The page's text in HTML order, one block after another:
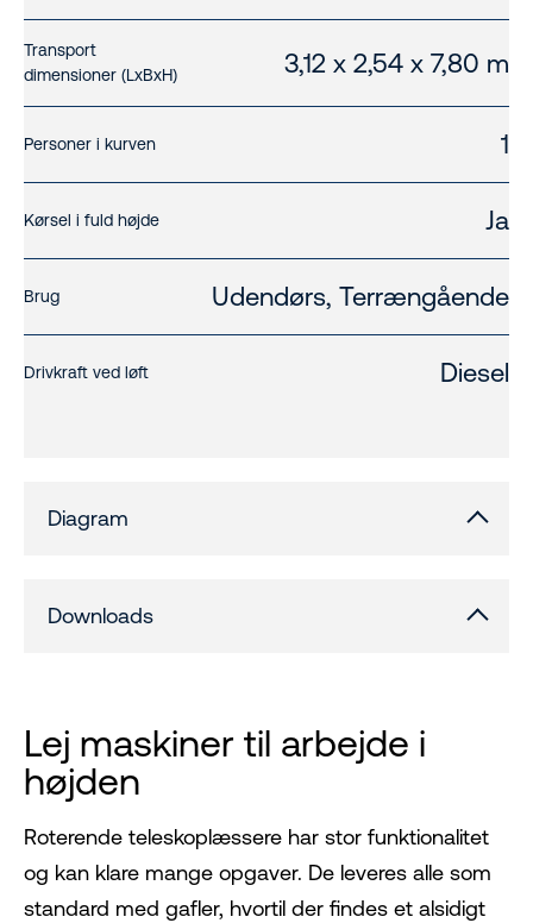
Transport
dimensioner (LxBxH)
3,12 x 2,54 x 7,80 m
Personer i kurven 1
Kørsel i fuld højde Ja
Brug Udendørs, Terrængående
Drivkraft ved løft Diesel
Diagram
Downloads
Lej maskiner til arbejde i
højden
Roterende teleskoplæssere har stor funktionalitet
og kan klare mange opgaver. De leveres alle som
standard med gafler, hvortil der findes et alsidigt